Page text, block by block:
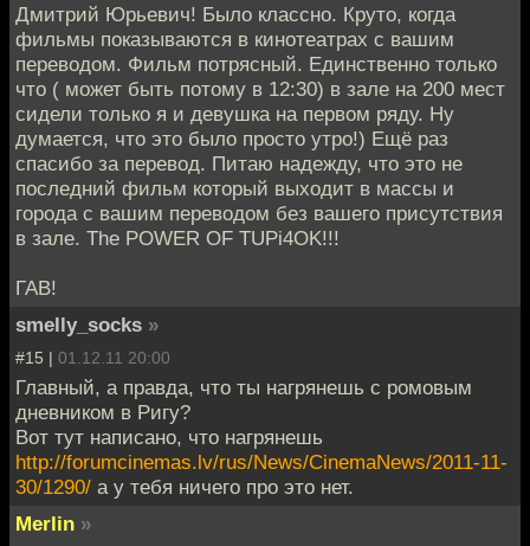
Дмитрий Юрьевич! Было классно. Круто, когда
фильмы показываются в кинотеатрах с вашим
переводом. Фильм потрясный. Единственно только
что ( может быть потому в 12:30) в зале на 200 мест
сидели только я и девушка на первом ряду. Ну
думается, что это было просто утро!) Ещё раз
спасибо за перевод. Питаю надежду, что это не
последний фильм который выходит в массы и
города с вашим переводом без вашего присутствия
в зале. The POWER OF TUPi4OK!!!
ГАВ!
smelly_socks »
#15 | 01.12.11 20:00
Главный, а правда, что ты нагрянешь с ромовым
дневником в Ригу?
Вот тут написано, что нагрянешь
http://forumcinemas.lv/rus/News/CinemaNews/2011-11-
30/1290/ а у тебя ничего про это нет.
Merlin »